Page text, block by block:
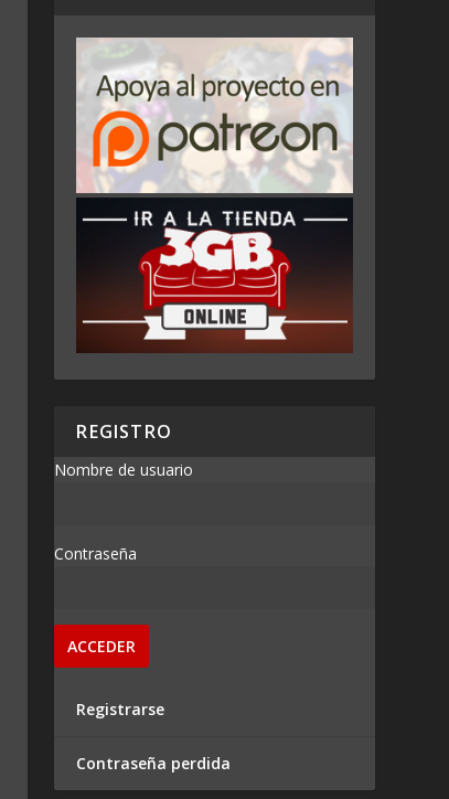
REGISTRO
Nombre de usuario
Contraseña
Registrarse
Contraseña perdida